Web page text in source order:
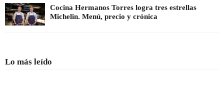
Cocina Hermanos Torres logra tres estrellas
Michelin. Menú, precio y crónica
Lo más leído